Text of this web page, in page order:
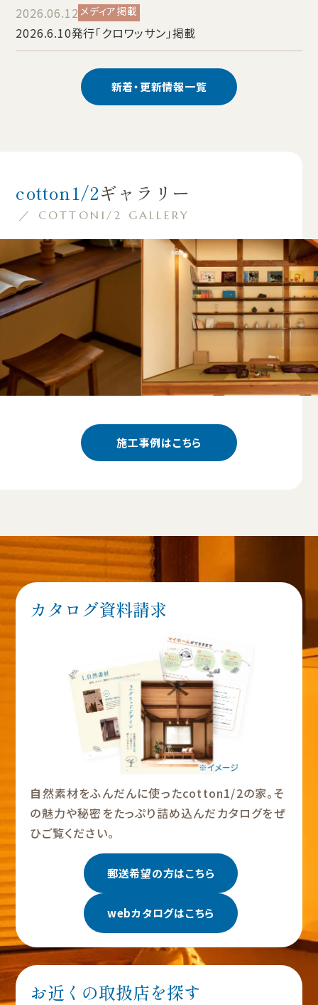
2026.06.12 メディア掲載
2026.6.10発行「クロワッサン」掲載
新着・更新情報一覧
cotton1/2ギャラリー
／ COTTON1/2 GALLERY
施工事例はこちら
カタログ資料請求
自然素材をふんだんに使ったcotton1/2の家。そ
の魅力や秘密をたっぷり詰め込んだカタログをぜ
ひご覧ください。
郵送希望の方はこちら
webカタログはこちら
お近くの取扱店を探す